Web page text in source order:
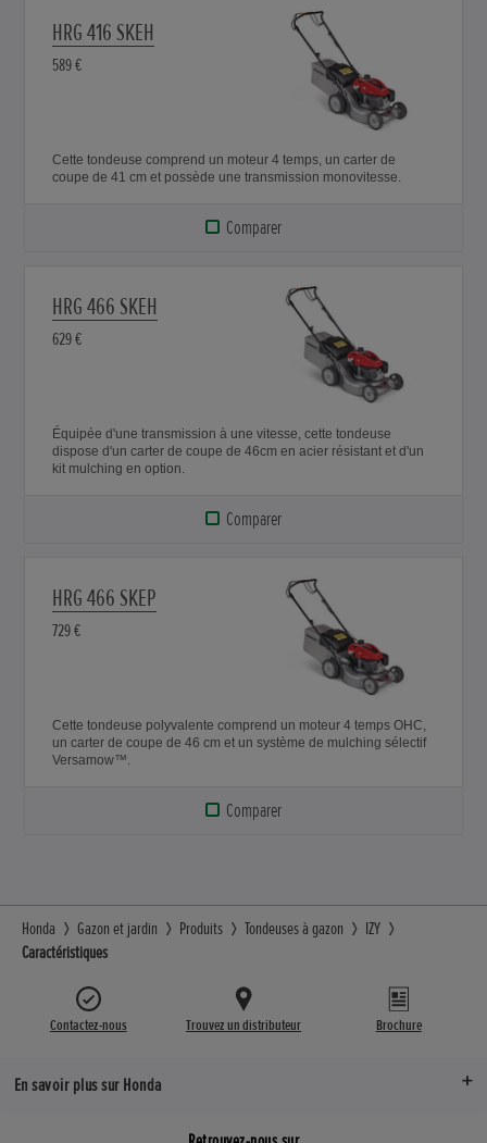
HRG 416 SKEH
589 €
Cette tondeuse comprend un moteur 4 temps, un carter de
coupe de 41 cm et possède une transmission monovitesse.
Comparer
HRG 466 SKEH
629 €
Équipée d'une transmission à une vitesse, cette tondeuse
dispose d'un carter de coupe de 46cm en acier résistant et d'un
kit mulching en option.
Comparer
HRG 466 SKEP
729 €
Cette tondeuse polyvalente comprend un moteur 4 temps OHC,
un carter de coupe de 46 cm et un système de mulching sélectif
Versamow™.
Comparer
Honda Gazon et jardin Produits Tondeuses à gazon
IZY
Caractéristiques
Contactez-nous Trouvez un distributeur Brochure
En savoir plus sur Honda